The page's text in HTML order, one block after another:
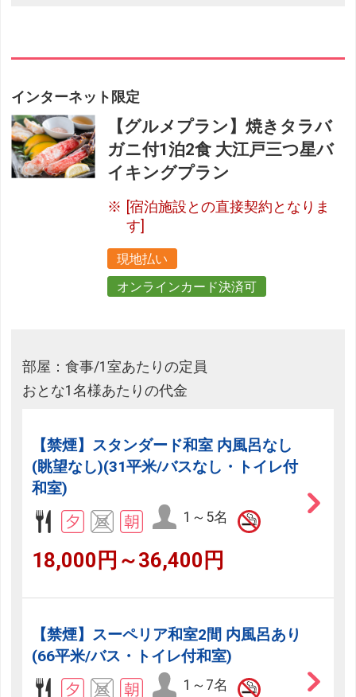
インターネット限定
【グルメプラン】焼きタラバ
ガニ付1泊2食 大江戸三つ星バ
イキングプラン
[宿泊施設との直接契約となりま
す]
現地払い
オンラインカード決済可
部屋：食事/1室あたりの定員
おとな1名様あたりの代金
【禁煙】スタンダード和室 内風呂なし
(眺望なし)(31平米/バスなし・トイレ付
和室)
1～5名
18,000円～36,400円
【禁煙】スーペリア和室2間 内風呂あり
(66平米/バス・トイレ付和室)
1～7名